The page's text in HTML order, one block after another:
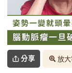
分享 放大